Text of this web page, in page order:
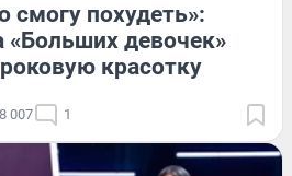
смогу похудеть»:
«Больших девочек»
красотку
8 007 1